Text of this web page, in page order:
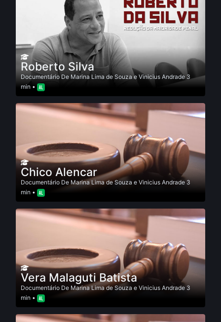
Roberto Silva
Documentário De Marina Lima de Souza e Vinicius Andrade3
min •
Chico Alencar
Documentário De Marina Lima de Souza e Vinicius Andrade 3
min •
Vera Malaguti Batista
Documentário De Marina Lima de Souza e Vinicius Andrade 3
min •